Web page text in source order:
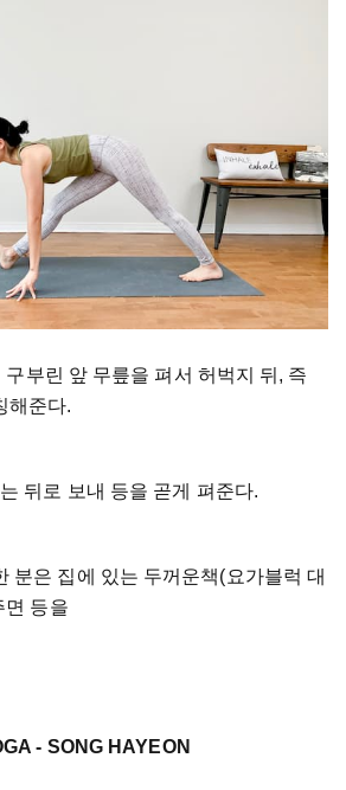
구부린 앞 무릎을 펴서 허벅지 뒤, 즉
해준다.
뒤로 보내 등을 곧게 펴준다.
분은 집에 있는 두꺼운책(요가블럭 대
면 등을
- SONG HAYEON